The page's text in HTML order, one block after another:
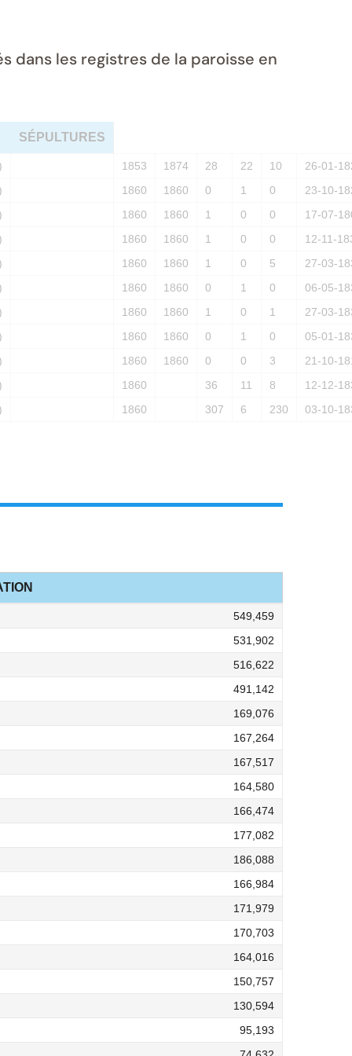
dans les registres de la paroisse en
SÉPULTURES
1853 1874 28 22 10
26-01-
1860 1860 0 1 0
23-10-
1860 1860 1 0 0
17-07-
1860 1860 1 0 0
12-11-
1860 1860 1 0 5
27-03-
1860 1860 0 1 0
06-05-
1860 1860 1 0 1
27-03-
1860 1860 0 1 0
05-01-
1860 1860 0 0 3
21-10-
1860 36 11 8
12-12-
1860 307 6 230 03-10-
549,459
531,902
516,622
491,142
169,076
167,264
167,517
164,580
166,474
177,082
186,088
166,984
171,979
170,703
164,016
150,757
130,594
95,193